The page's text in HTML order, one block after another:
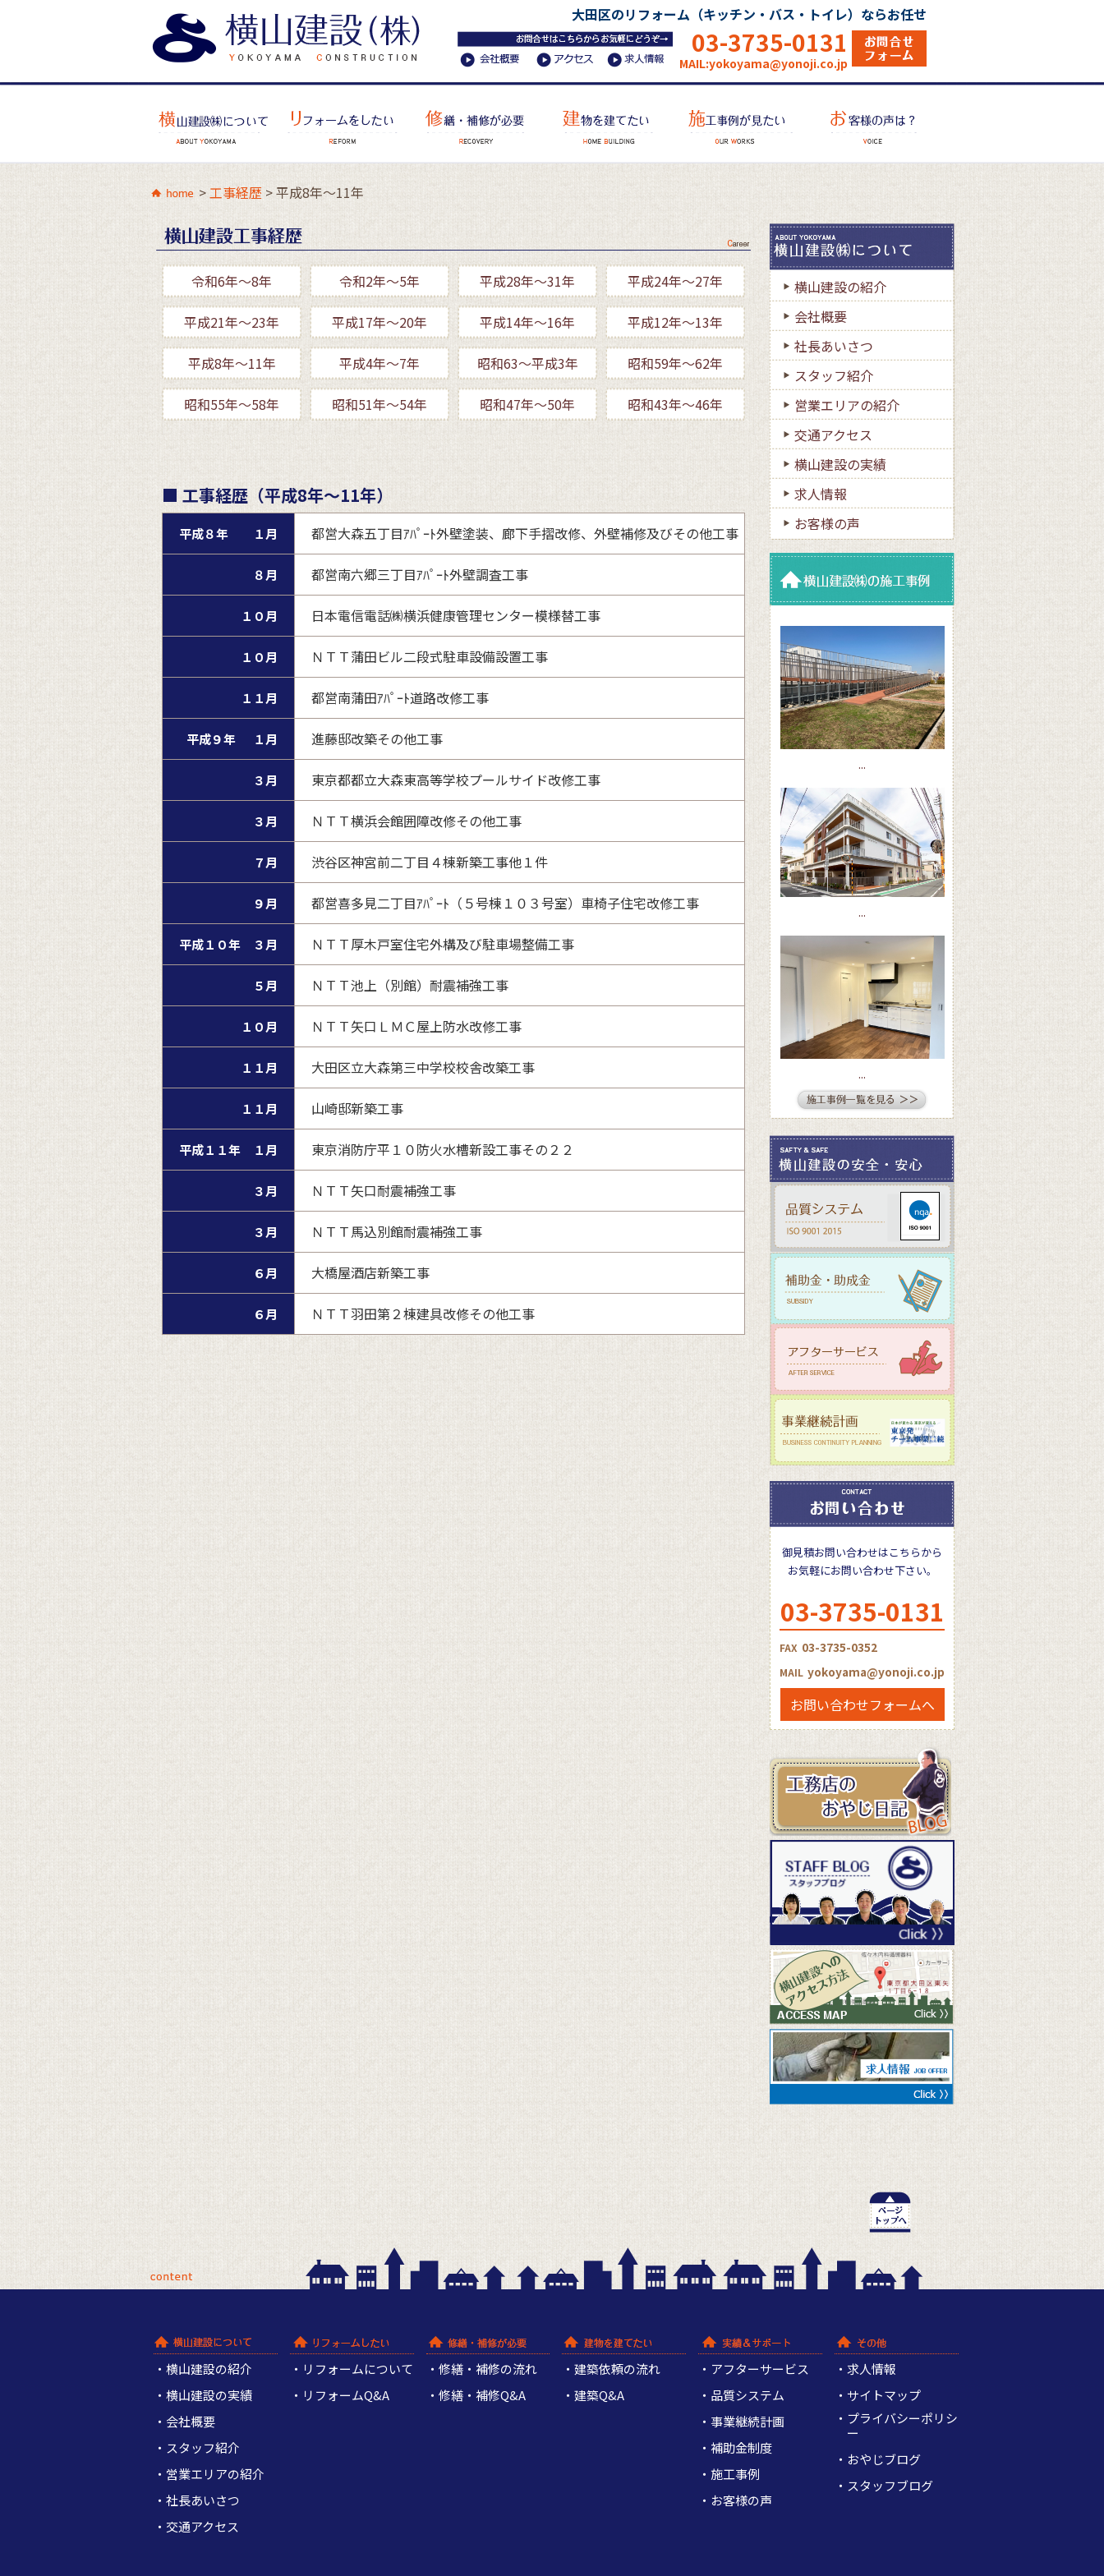
大田区のリフォーム（キッチン・バス・トイレ）ならお任せ
03-3735-0131
MAIL:yokoyama@yonoji.co.jp
>工事経歴 >平成8年～11年
令和6年～8年 令和2年～5年 平成28年～31年 平成24年～27年
平成21年～23年 平成17年～20年 平成14年～16年 平成12年～13年
平成8年～11年 平成4年～7年 昭和63～平成3年 昭和59年～62年
昭和55年～58年 昭和51年～54年 昭和47年～50年 昭和43年～46年
■ 工事経歴（平成8年～11年）
平成８年 １月 都営大森五丁目ｱﾊﾟｰﾄ外壁塗装、廊下手摺改修、外壁補修及びその他工事
８月 都営南六郷三丁目ｱﾊﾟｰﾄ外壁調査工事
１０月 日本電信電話㈱横浜健康管理センター模様替工事
１０月 ＮＴＴ蒲田ビル二段式駐車設備設置工事
１１月 都営南蒲田ｱﾊﾟｰﾄ道路改修工事
平成９年 １月 進藤邸改築その他工事
３月 東京都都立大森東高等学校プールサイド改修工事
３月 ＮＴＴ横浜会館囲障改修その他工事
７月 渋谷区神宮前二丁目４棟新築工事他１件
９月 都営喜多見二丁目ｱﾊﾟｰﾄ（５号棟１０３号室）車椅子住宅改修工事
平成１０年 ３月 ＮＴＴ厚木戸室住宅外構及び駐車場整備工事
５月 ＮＴＴ池上（別館）耐震補強工事
１０月 ＮＴＴ矢口ＬＭＣ屋上防水改修工事
１１月 大田区立大森第三中学校校舎改築工事
１１月 山崎邸新築工事
平成１１年 １月 東京消防庁平１０防火水槽新設工事その２２
３月 ＮＴＴ矢口耐震補強工事
３月 ＮＴＴ馬込別館耐震補強工事
６月 大橋屋酒店新築工事
６月 ＮＴＴ羽田第２棟建具改修その他工事
横山建設の紹介
会社概要
社長あいさつ
スタッフ紹介
営業エリアの紹介
交通アクセス
横山建設の実績
求人情報
お客様の声
...
...
...
御見積お問い合わせはこちらから
お気軽にお問い合わせ下さい。
03-3735-0131
FAX 03-3735-0352
MAIL yokoyama@yonoji.co.jp
お問い合わせフォームへ
横山建設の紹介
横山建設の実績
会社概要
スタッフ紹介
営業エリアの紹介
社長あいさつ
交通アクセス
リフォームについて
リフォームQ&A
修繕・補修の流れ
修繕・補修Q&A
建築依頼の流れ
建築Q&A
アフターサービス
品質システム
事業継続計画
補助金制度
施工事例
お客様の声
求人情報
サイトマップ
プライバシーポリシ
ー
おやじブログ
スタッフブログ